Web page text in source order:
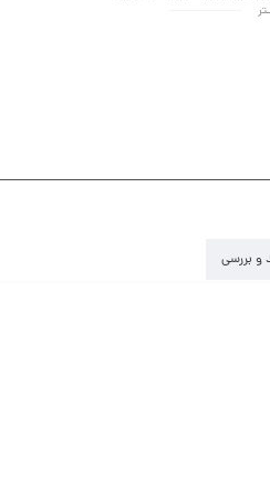
Led :
و بررسی